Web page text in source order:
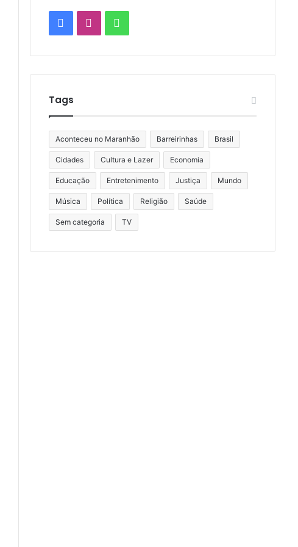
FacebookInstagram
Tags
Aconteceu no Maranhão Barreirinhas Brasil
Cidades Cultura e Lazer Economia
Educação Entretenimento Justiça Mundo
Música Política Religião Saúde
Sem categoria TV